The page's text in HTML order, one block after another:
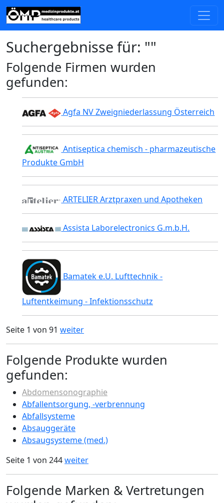
Suchergebnisse für: ""
Folgende Firmen wurden
gefunden:
Agfa NV Zweigniederlassung Österreich
Antiseptica chemisch - pharmazeutische
Produkte GmbH
ARTELIER Arztpraxen und Apotheken
Assista Laborelectronics G.m.b.H.
Bamatek e.U. Lufttechnik -
Luftentkeimung - Infektionsschutz
Seite 1 von 91 weiter
Folgende Produkte wurden
gefunden:
Abdomensonographie
Abfallentsorgung, -verbrennung
Abfallsysteme
Absauggeräte
Absaugsysteme (med.)
Seite 1 von 244weiter
Folgende Marken & Vertretungen